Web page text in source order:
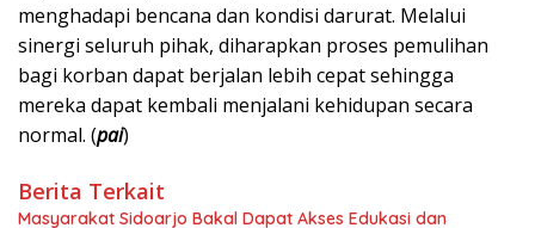
menghadapi bencana dan kondisi darurat. Melalui
sinergi seluruh pihak, diharapkan proses pemulihan
bagi korban dapat berjalan lebih cepat sehingga
mereka dapat kembali menjalani kehidupan secara
normal. (pai)
Berita Terkait
Masyarakat Sidoarjo Bakal Dapat Akses Edukasi dan